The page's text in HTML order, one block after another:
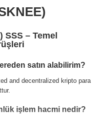
– Temel
satın alabilirim?
and decentralized kripto para
işlem hacmi nedir?